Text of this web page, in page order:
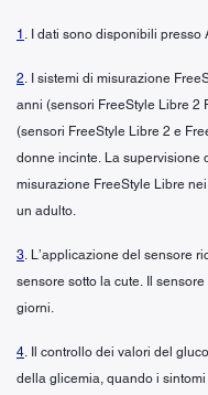
1 . I dati sono disponibili presso
2. I sistemi di misurazione
anni (sensori FreeStyle Libre 2
(sensori FreeStyle Libre 2 e
donne incinte. La supervisione
misurazione FreeStyle Libre
un adulto.
3. L’applicazione del sensore
sensore sotto la cute. Il
giorni.
4. Il controllo dei valori del
della glicemia, quando i